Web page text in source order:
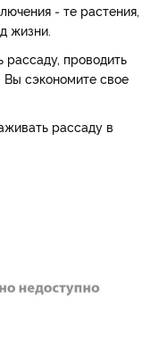
‑ те растения,
жизни.
проводить
Вы сэкономите свое
рассаду в